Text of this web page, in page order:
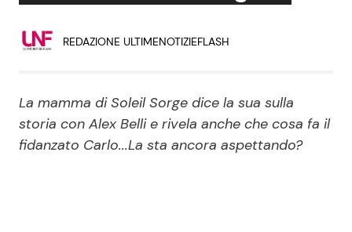
Politica Reality e Talent
Soap Opera
REDAZIONE ULTIMENOTIZIEFLASH
La mamma di Soleil Sorge dice la sua sulla
storia con Alex Belli e rivela anche che cosa fa il
fidanzato Carlo...La sta ancora aspettando?